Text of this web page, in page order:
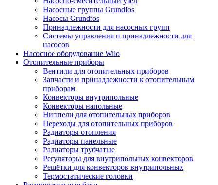
Насосные группы Grundfos
Насосы Grundfos
Принадлежности для насосных групп
Системы управления и принадлежности для
насосов
Насосное оборудование Wilo
Отопительные приборы
Вентили для отопительных приборов
Запчасти и принадлежности к отопительным
приборам
Конвекторы внутрипольные
Конвекторы напольные
Ниппели для отопительных приборов
Переходы для отопительных приборов
Радиаторы отопления
Радиаторы панельные
Радиаторы трубчатые
Регуляторы для внутрипольных конвекторов
Решётки для конвекторов внутрипольных
Термостатические головки